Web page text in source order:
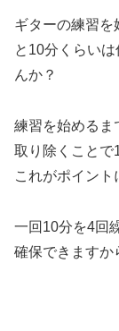
ギターの練習を
と10分くらい
んか？
練習を始めるま
取り除くことで
これがポイント
一回10分を4回
確保できますか